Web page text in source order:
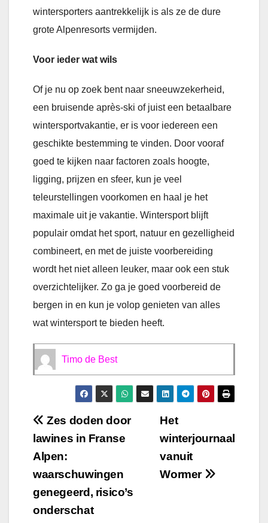
wintersporters aantrekkelijk is als ze de dure
grote Alpenresorts vermijden.
Voor ieder wat wils
Of je nu op zoek bent naar sneeuwzekerheid,
een bruisende après-ski of juist een betaalbare
wintersportvakantie, er is voor iedereen een
geschikte bestemming te vinden. Door vooraf
goed te kijken naar factoren zoals hoogte,
ligging, prijzen en sfeer, kun je veel
teleurstellingen voorkomen en haal je het
maximale uit je vakantie. Wintersport blijft
populair omdat het sport, natuur en gezelligheid
combineert, en met de juiste voorbereiding
wordt het niet alleen leuker, maar ook een stuk
overzichtelijker. Zo ga je goed voorbereid de
bergen in en kun je volop genieten van alles
wat wintersport te bieden heeft.
Timo de Best
Bericht
navigatie
Het
winterjournaal
vanuit
Wormer
Zes doden door
lawines in Franse
Alpen:
waarschuwingen
genegeerd, risico’s
onderschat